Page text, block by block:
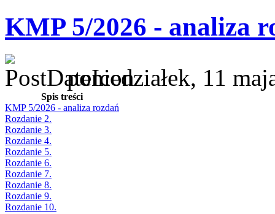
KMP 5/2026 - analiza
poniedziałek, 11
Spis treści
KMP 5/2026 - analiza rozdań
Rozdanie 2.
Rozdanie 3.
Rozdanie 4.
Rozdanie 5.
Rozdanie 6.
Rozdanie 7.
Rozdanie 8.
Rozdanie 9.
Rozdanie 10.